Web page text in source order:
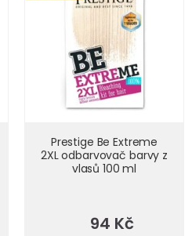
Prestige Be Extreme
2XL odbarvovač barvy z
vlasů 100 ml
94 Kč